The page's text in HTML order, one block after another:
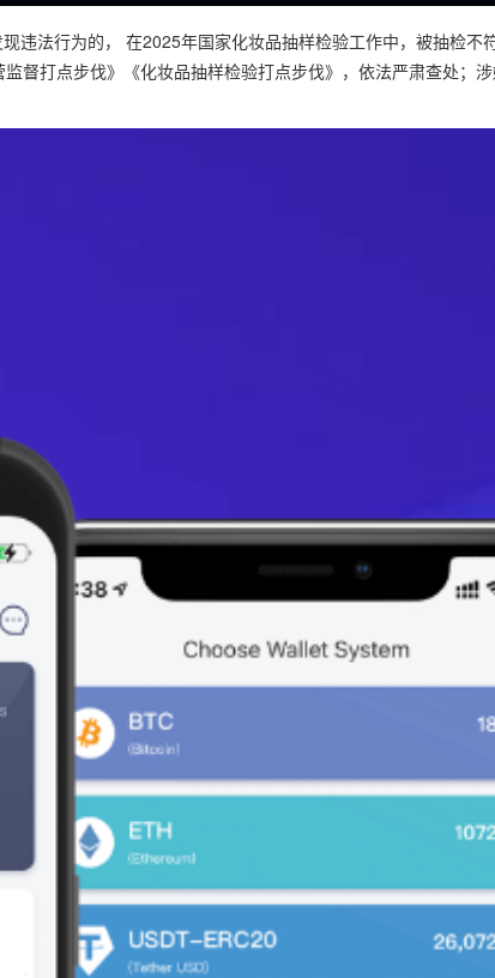
违法行为的， 在2025年国家化妆品抽样检验工作中，被抽检不
督打点步伐》《化妆品抽样检验打点步伐》，依法严肃查处；